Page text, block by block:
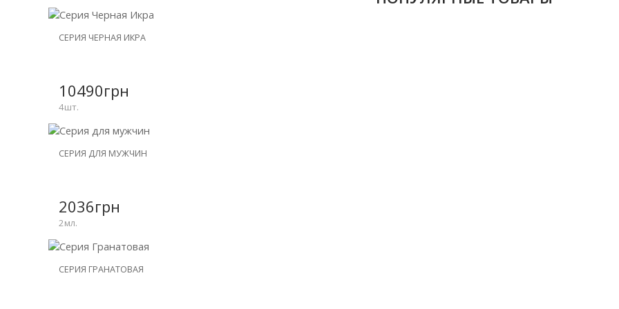
НОВИНКА
-25%
СЕРИЯ ЧЕРНАЯ ИКРА
10490грн
4шт.
НОВИНКА
-15%
СЕРИЯ ДЛЯ МУЖЧИН
2036грн
2мл.
НОВИНКА
СЕРИЯ ГРАНАТОВАЯ